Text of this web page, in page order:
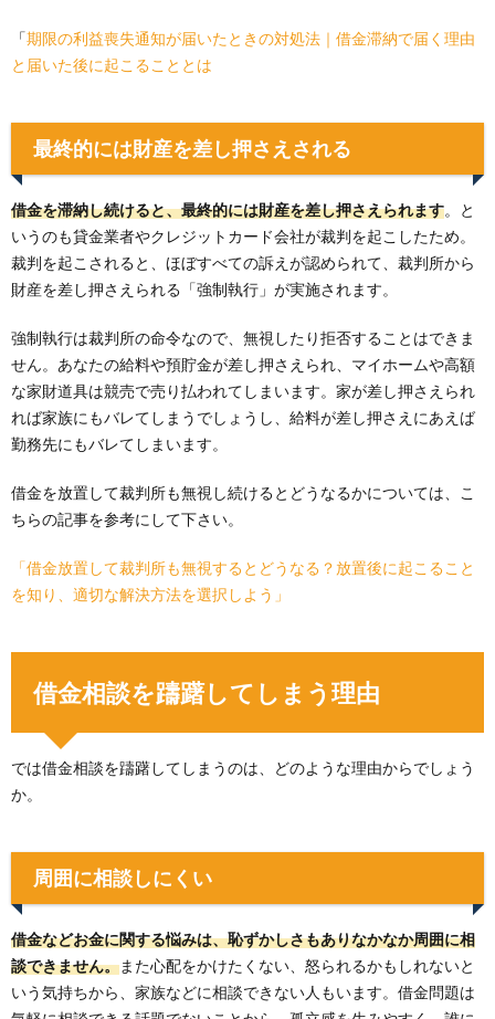
「期限の利益喪失通知が届いたときの対処法｜借金滞納で届く理由
と届いた後に起こることとは
最終的には財産を差し押さえされる
借金を滞納し続けると、最終的には財産を差し押さえられます。と
いうのも貸金業者やクレジットカード会社が裁判を起こしたため。
裁判を起こされると、ほぼすべての訴えが認められて、裁判所から
財産を差し押さえられる「強制執行」が実施されます。
強制執行は裁判所の命令なので、無視したり拒否することはできま
せん。あなたの給料や預貯金が差し押さえられ、マイホームや高額
な家財道具は競売で売り払われてしまいます。家が差し押さえられ
れば家族にもバレてしまうでしょうし、給料が差し押さえにあえば
勤務先にもバレてしまいます。
借金を放置して裁判所も無視し続けるとどうなるかについては、こ
ちらの記事を参考にして下さい。
「借金放置して裁判所も無視するとどうなる？放置後に起こること
を知り、適切な解決方法を選択しよう」
借金相談を躊躇してしまう理由
では借金相談を躊躇してしまうのは、どのような理由からでしょう
か。
周囲に相談しにくい
借金などお金に関する悩みは、恥ずかしさもありなかなか周囲に相
談できません。また心配をかけたくない、怒られるかもしれないと
いう気持ちから、家族などに相談できない人もいます。借金問題は